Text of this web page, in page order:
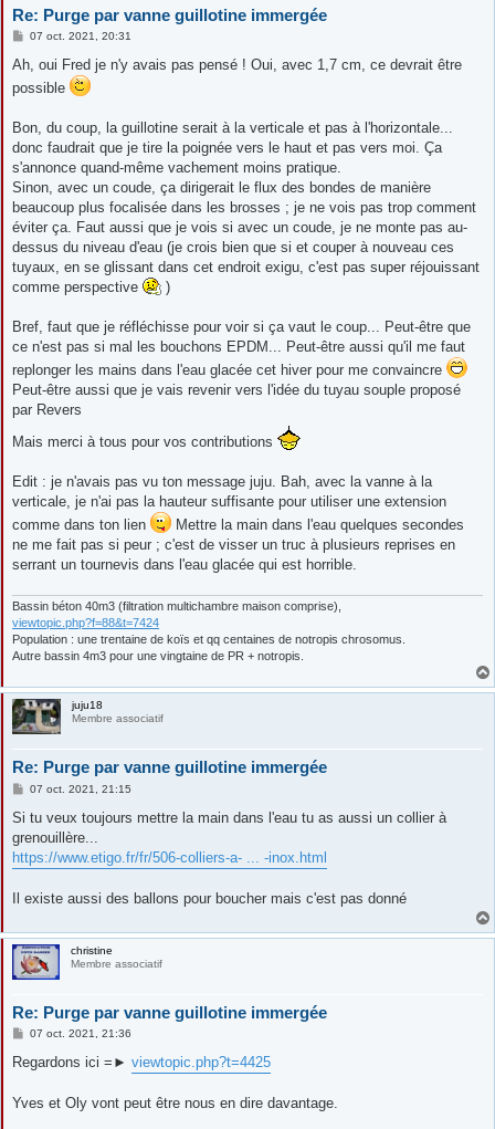
Re: Purge par vanne guillotine immergée
M
s
a
07 oct. 2021, 20:31
Ah, oui Fred je n'y avais pas pensé ! Oui, avec 1,7 cm, ce devrait être
possible
Bon, du coup, la guillotine serait à la verticale et pas à l'horizontale...
donc faudrait que je tire la poignée vers le haut et pas vers moi. Ça
s'annonce quand-même vachement moins pratique.
Sinon, avec un coude, ça dirigerait le flux des bondes de manière
beaucoup plus focalisée dans les brosses ; je ne vois pas trop comment
éviter ça. Faut aussi que je vois si avec un coude, je ne monte pas au-
dessus du niveau d'eau (je crois bien que si et couper à nouveau ces
tuyaux, en se glissant dans cet endroit exigu, c'est pas super réjouissant
comme perspective
)
Bref, faut que je réfléchisse pour voir si ça vaut le coup... Peut-être que
ce n'est pas si mal les bouchons EPDM... Peut-être aussi qu'il me faut
replonger les mains dans l'eau glacée cet hiver pour me convaincre
Peut-être aussi que je vais revenir vers l'idée du tuyau souple proposé
par Revers
Mais merci à tous pour vos contributions
Edit : je n'avais pas vu ton message juju. Bah, avec la vanne à la
verticale, je n'ai pas la hauteur suffisante pour utiliser une extension
comme dans ton lien
Mettre la main dans l'eau quelques secondes
ne me fait pas si peur ; c'est de visser un truc à plusieurs reprises en
serrant un tournevis dans l'eau glacée qui est horrible.
Bassin béton 40m3 (filtration multichambre maison comprise),
viewtopic.php?f=88&t=7424
Population : une trentaine de koïs et qq centaines de notropis chrosomus.
Autre bassin 4m3 pour une vingtaine de PR + notropis.
juju18
Membre associatif
Re: Purge par vanne guillotine immergée
M
s
a
g
e
07 oct. 2021, 21:15
Si tu veux toujours mettre la main dans l'eau tu as aussi un collier à
grenouillère...
https://www.etigo.fr/fr/506-colliers-a- ... -inox.html
Il existe aussi des ballons pour boucher mais c'est pas donné
christine
Membre associatif
Re: Purge par vanne guillotine immergée
M
s
g
e
07 oct. 2021, 21:36
Regardons ici =► viewtopic.php?t=4425
Yves et Oly vont peut être nous en dire davantage.